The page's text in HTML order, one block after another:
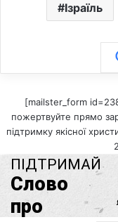
Ізраїль
[mailster_form
пожертвуйте прямо
підтримку якісної